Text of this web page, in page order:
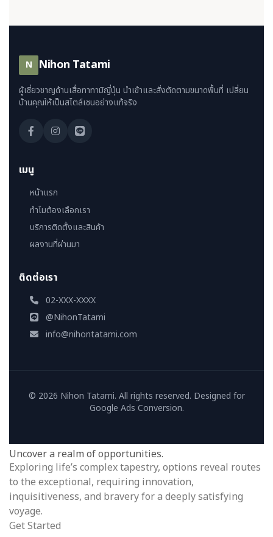
N Nihon Tatami
ผู้เชี่ยวชาญด้านเสื่อทาทามิญี่ปุ่น นำเข้าและสั่งตัดตามขนาดพื้นที่ เปลี่ยน
บ้านคุณให้เป็นสไตล์เซนอย่างแท้จริง
เมนู
หน้าแรก
ทำไมต้องเลือกเรา
บริการติดตั้งและสินค้า
ผลงานที่ผ่านมา
ติดต่อเรา
02-XXX-XXXX
@NihonTatami
info@nihontatami.com
© 2026 Nihon Tatami. All rights reserved. Designed for
Google Ads Conversion.
Uncover a realm of opportunities.
Exploring life’s complex tapestry, options reveal routes
to the exceptional, requiring innovation,
inquisitiveness, and bravery for a deeply satisfying
voyage.
Get Started